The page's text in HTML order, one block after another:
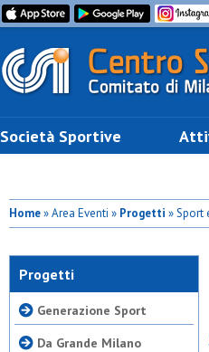
Società Sportive
Home» Area Eventi » Progetti » Sport
Progetti
Generazione Sport
Da Grande Milano